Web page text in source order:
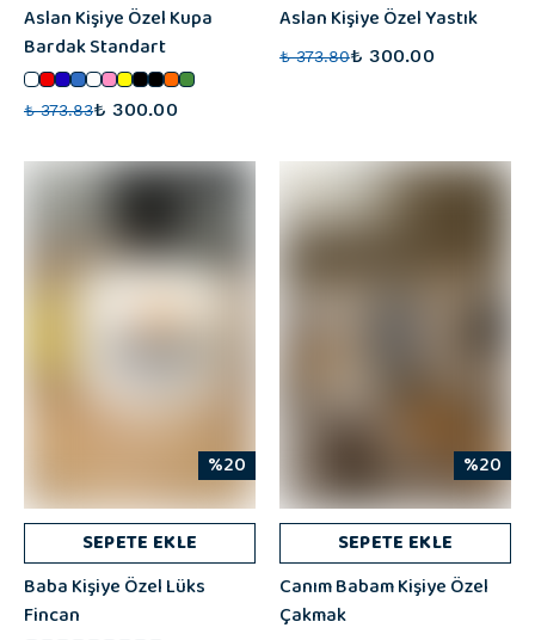
Aslan Kişiye Özel Kupa
Bardak Standart
₺ 373.83₺ 300.00
Aslan Kişiye Özel Yastık
₺ 373.80₺ 300.00
%20
SEPETE EKLE
Baba Kişiye Özel Lüks
Fincan
%20
SEPETE EKLE
Canım Babam Kişiye Özel
Çakmak